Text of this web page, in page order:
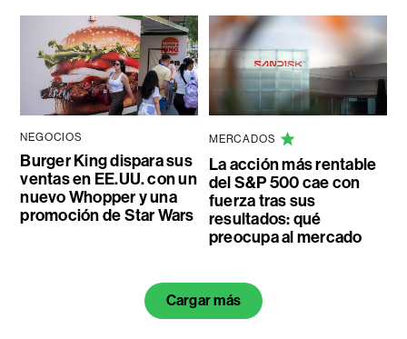
NEGOCIOS
Burger King dispara sus
ventas en EE.UU. con un
nuevo Whopper y una
promoción de Star Wars
MERCADOS
La acción más rentable
del S&P 500 cae con
fuerza tras sus
resultados: qué
preocupa al mercado
Cargar más